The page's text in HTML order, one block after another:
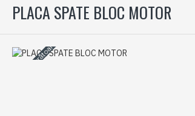
PLACA SPATE BLOC MOTOR
3-5 zile lucrătoare